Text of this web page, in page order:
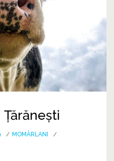
MOMÂRLANI